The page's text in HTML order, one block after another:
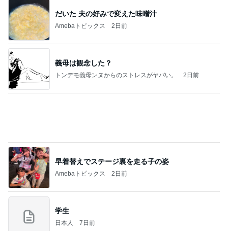
だいた 夫の好みで変えた味噌汁
Amebaトピックス 2日前
義母は観念した？
トンデモ義母ンヌからのストレスがヤバい。 2日前
学生
日本人 7日前
サロンの恩人を発見し大興奮
Amebaトピックス